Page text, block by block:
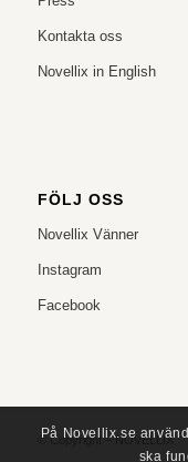
Kontakta oss
Novellix in English
FÖLJ OSS
Novellix Vänner
Instagram
Facebook
© Copyright – NOVELLIX
På Novellix.se
ska